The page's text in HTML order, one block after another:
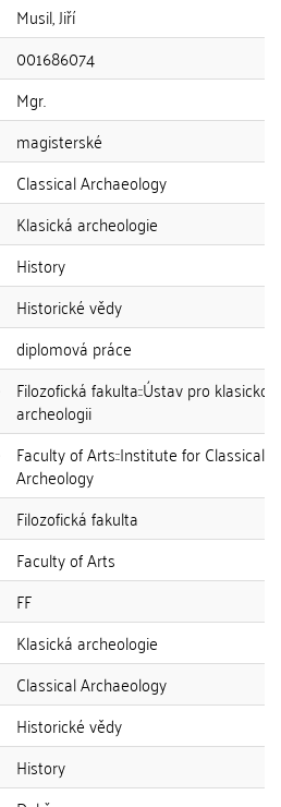
Musil, Jiří
001686074
Mgr.
magisterské
Classical Archaeology
Klasická archeologie
History
Historické vědy
diplomová práce
Filozofická fakulta::Ústav pro klasickou
archeologii
Faculty of Arts::Institute for Classical
Archeology
Filozofická fakulta
Faculty of Arts
FF
Klasická archeologie
Classical Archaeology
Historické vědy
History